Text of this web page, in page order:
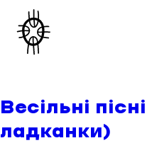
Весільні
ладканки)